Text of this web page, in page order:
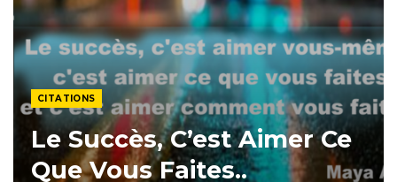
CITATIONS
Le Succès, C’est Aimer Ce
Que Vous Faites..